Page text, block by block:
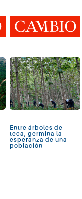
Entre árboles de
teca, germina la
esperanza de una
población